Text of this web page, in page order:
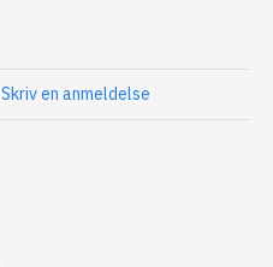
Skriv en anmeldelse